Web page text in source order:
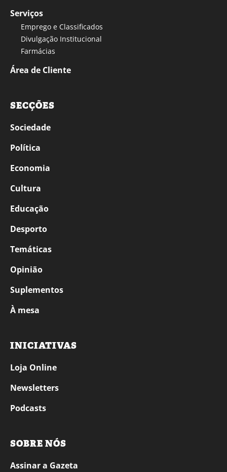
Serviços
Emprego e Classificados
Divulgação Institucional
Farmácias
Área de Cliente
SECÇÕES
Sociedade
Política
Economia
Cultura
Educação
Desporto
Temáticas
Opinião
Suplementos
À mesa
INICIATIVAS
Loja Online
Newsletters
Podcasts
SOBRE NÓS
Assinar a Gazeta